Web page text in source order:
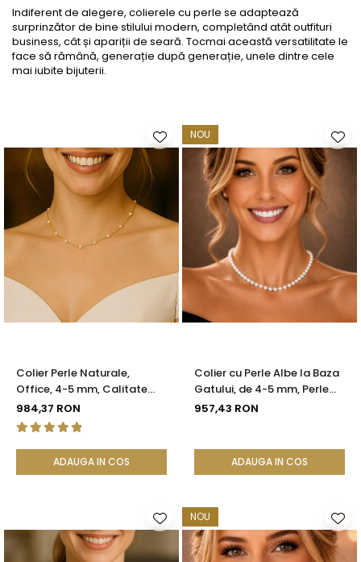
Indiferent de alegere, colierele cu perle se adaptează
surprinzător de bine stilului modern, completând atât outfituri
business, cât și apariții de seară. Tocmai această versatilitate le
face să rămână, generație după generație, unele dintre cele
mai iubite bijuterii.
Colier Perle Naturale,
Office, 4-5 mm, Calitate
AAA, Aur 14K | KASKADDA®
984,37 RON
ADAUGA IN COS
NOU
Colier cu Perle Albe la Baza
Gatului, de 4-5 mm, Perle
Rare, Calitate AAA+, Aur 14K
957,43 RON
ADAUGA IN COS
NOU